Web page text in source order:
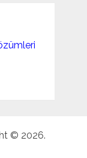
© 2026.